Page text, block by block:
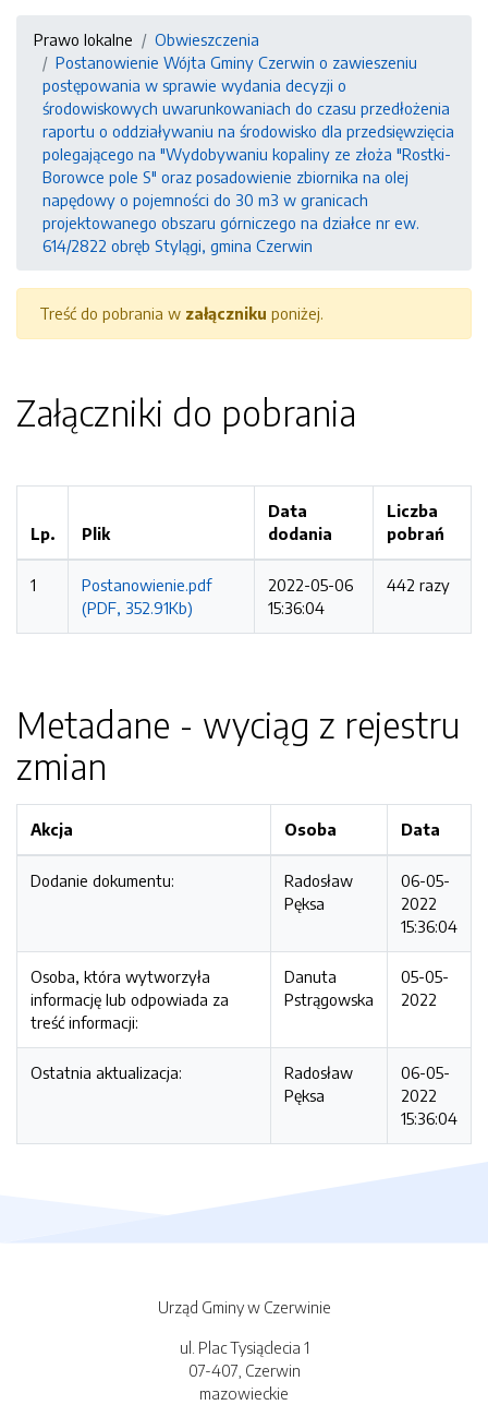
Prawo lokalne
Obwieszczenia
Postanowienie Wójta Gminy Czerwin o zawieszeniu
postępowania w sprawie wydania decyzji o
środowiskowych uwarunkowaniach do czasu przedłożenia
raportu o oddziaływaniu na środowisko dla przedsięwzięcia
polegającego na "Wydobywaniu kopaliny ze złoża "Rostki-
Borowce pole S" oraz posadowienie zbiornika na olej
napędowy o pojemności do 30 m3 w granicach
projektowanego obszaru górniczego na działce nr ew.
614/2822 obręb Stylągi, gmina Czerwin
Treść do pobrania w załączniku poniżej.
Załączniki do pobrania
Lp. Plik
Data
dodania
Liczba
pobrań
1
Postanowienie.pdf
(PDF, 352.91Kb)
2022-05-06
15:36:04
442 razy
Metadane - wyciąg z rejestru
zmian
Akcja Osoba Data
Dodanie dokumentu:
Radosław
Pęksa
06-05-
2022
15:36:04
Osoba, która wytworzyła
informację lub odpowiada za
treść informacji:
Danuta
Pstrągowska
05-05-
2022
Ostatnia aktualizacja:
Radosław
Pęksa
06-05-
2022
15:36:04
Urząd Gminy w Czerwinie
ul. Plac Tysiąclecia 1
07-407, Czerwin
mazowieckie